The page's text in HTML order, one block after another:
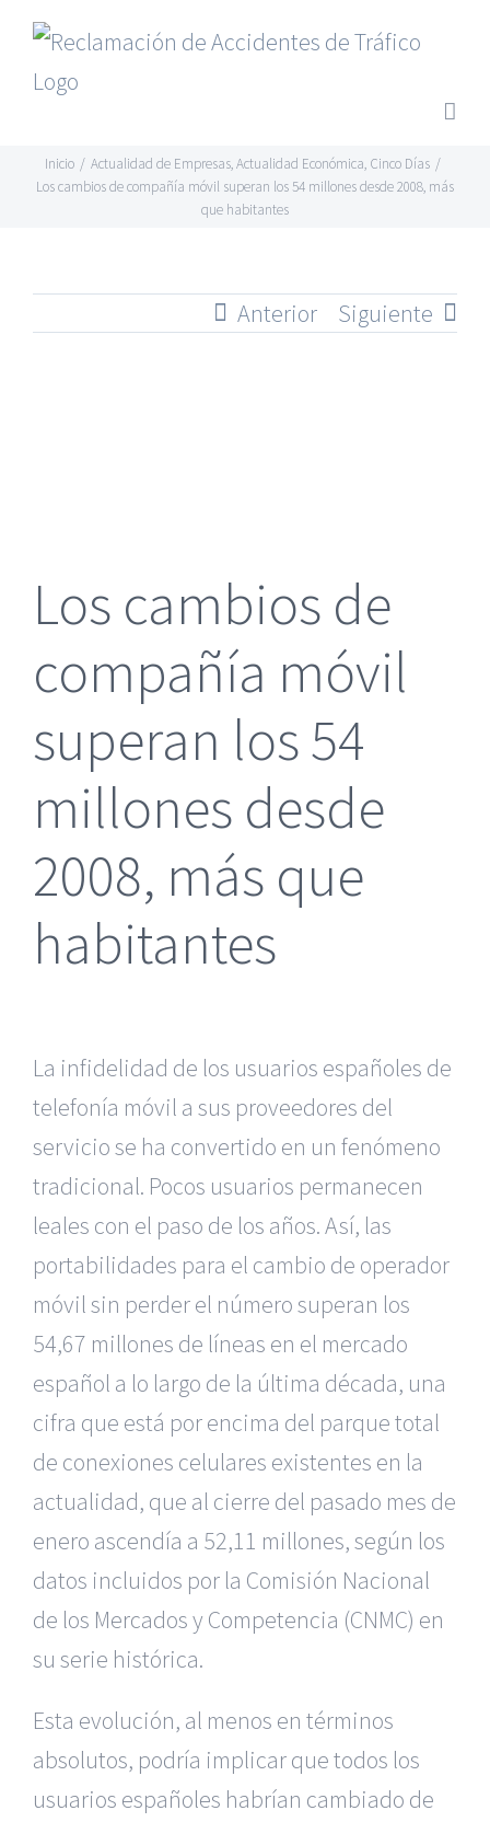
Saltar
contenido
Inicio / Actualidad de Empresas,Actualidad Económica, Cinco Días /
Los cambios de compañía móvil superan los 54 millones desde 2008, más
que habitantes
Anterior Siguiente
Los cambios de
compañía móvil
superan los 54
millones desde
2008, más que
habitantes
La infidelidad de los usuarios españoles de
telefonía móvil a sus proveedores del
servicio se ha convertido en un fenómeno
tradicional. Pocos usuarios permanecen
leales con el paso de los años. Así, las
portabilidades para el cambio de operador
móvil sin perder el número superan los
54,67 millones de líneas en el mercado
español a lo largo de la última década, una
cifra que está por encima del parque total
de conexiones celulares existentes en la
actualidad, que al cierre del pasado mes de
enero ascendía a 52,11 millones, según los
datos incluidos por la Comisión Nacional
de los Mercados y Competencia (CNMC) en
su serie histórica.
Esta evolución, al menos en términos
absolutos, podría implicar que todos los
usuarios españoles habrían cambiado de